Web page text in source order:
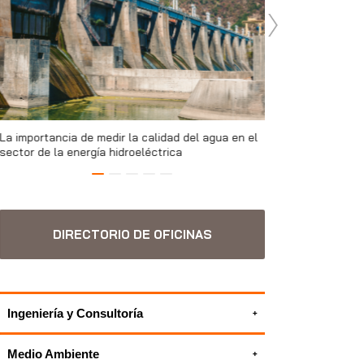
La importancia de medir la calidad del agua en el
sector de la energía hidroeléctrica
DIRECTORIO DE OFICINAS
Ingeniería y Consultoría
Consultoría en sostenibilidad | Servicios
ESG
Medio Ambiente